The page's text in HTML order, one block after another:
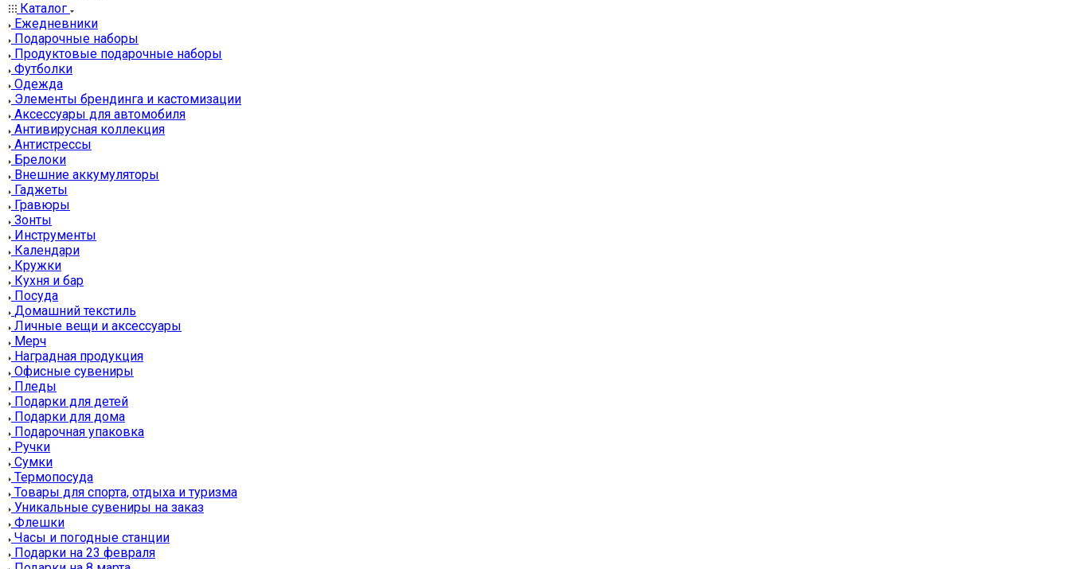
Каталог
Ежедневники
Подарочные наборы
Продуктовые подарочные наборы
Футболки
Одежда
Элементы брендинга и кастомизации
Аксессуары для автомобиля
Антивирусная коллекция
Антистрессы
Брелоки
Внешние аккумуляторы
Гаджеты
Гравюры
Зонты
Инструменты
Календари
Кружки
Кухня и бар
Посуда
Домашний текстиль
Личные вещи и аксессуары
Мерч
Наградная продукция
Офисные сувениры
Пледы
Подарки для детей
Подарки для дома
Подарочная упаковка
Ручки
Сумки
Термопосуда
Товары для спорта, отдыха и туризма
Уникальные сувениры на заказ
Флешки
Часы и погодные станции
Подарки на 23 февраля